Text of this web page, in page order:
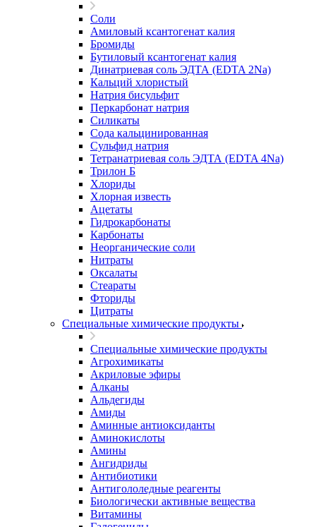
Соли
Амиловый ксантогенат калия
Бромиды
Бутиловый ксантогенат калия
Динатриевая соль ЭДТА (EDTA 2Na)
Кальций хлористый
Натрия бисульфит
Перкарбонат натрия
Силикаты
Сода кальцинированная
Сульфид натрия
Тетранатриевая соль ЭДТА (EDTA 4Na)
Трилон Б
Хлориды
Хлорная известь
Ацетаты
Гидрокарбонаты
Карбонаты
Неорганические соли
Нитраты
Оксалаты
Стеараты
Фториды
Цитраты
Специальные химические продукты
Специальные химические продукты
Агрохимикаты
Акриловые эфиры
Алканы
Альдегиды
Амиды
Аминные антиоксиданты
Аминокислоты
Амины
Ангидриды
Антибиотики
Антигололедные реагенты
Биологически активные вещества
Витамины